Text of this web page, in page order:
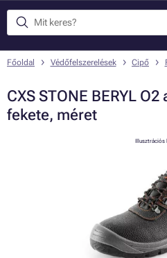
Főoldal Védőfelszerelések Cipő
CXS STONE BERYL
fekete, méret
Illusztrációs